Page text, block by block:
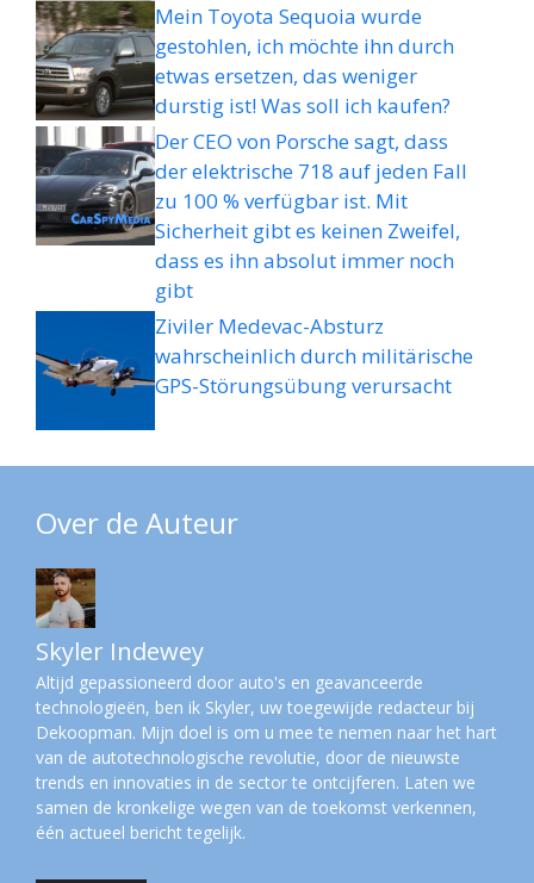
Mein Toyota Sequoia wurde
gestohlen, ich möchte ihn durch
etwas ersetzen, das weniger
durstig ist! Was soll ich kaufen?
Der CEO von Porsche sagt, dass
der elektrische 718 auf jeden Fall
zu 100 % verfügbar ist. Mit
Sicherheit gibt es keinen Zweifel,
dass es ihn absolut immer noch
gibt
Ziviler Medevac-Absturz
wahrscheinlich durch militärische
GPS-Störungsübung verursacht
Over de Auteur
Skyler Indewey
Altijd gepassioneerd door auto's en geavanceerde
technologieën, ben ik Skyler, uw toegewijde redacteur bij
Dekoopman. Mijn doel is om u mee te nemen naar het hart
van de autotechnologische revolutie, door de nieuwste
trends en innovaties in de sector te ontcijferen. Laten we
samen de kronkelige wegen van de toekomst verkennen,
één actueel bericht tegelijk.